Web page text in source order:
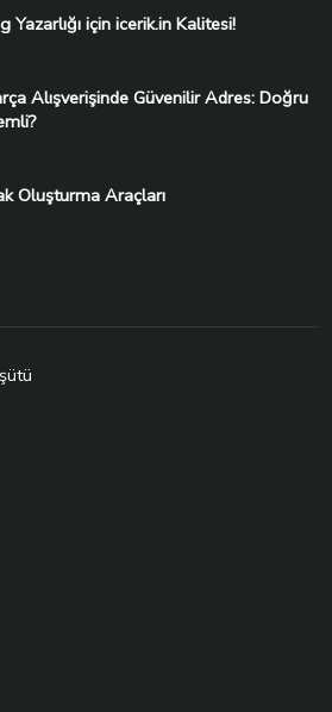
Yazarlığı için icerik.in Kalitesi!
Alışverişinde Güvenilir Adres: Doğru
Oluşturma Araçları